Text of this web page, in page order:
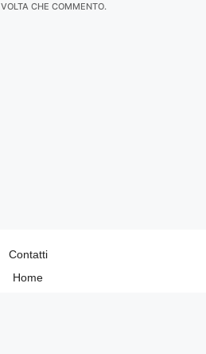
VOLTA CHE COMMENTO.
Contatti
Home